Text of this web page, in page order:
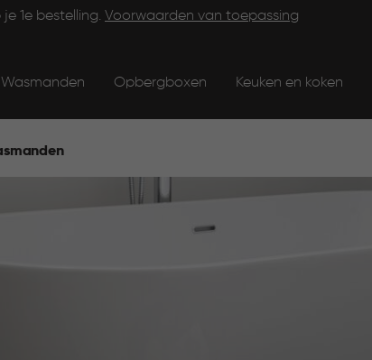
1e bestelling. Voorwaarden van toepassing
Wasmanden Opbergboxen Keuken en koken